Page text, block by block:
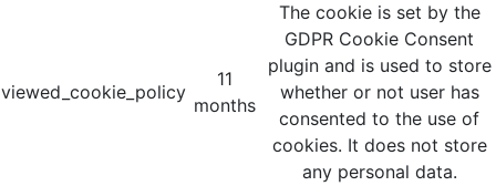
viewed_cookie_policy
11
months
The cookie is set by the
GDPR Cookie Consent
plugin and is used to store
whether or not user has
consented to the use of
cookies. It does not store
any personal data.